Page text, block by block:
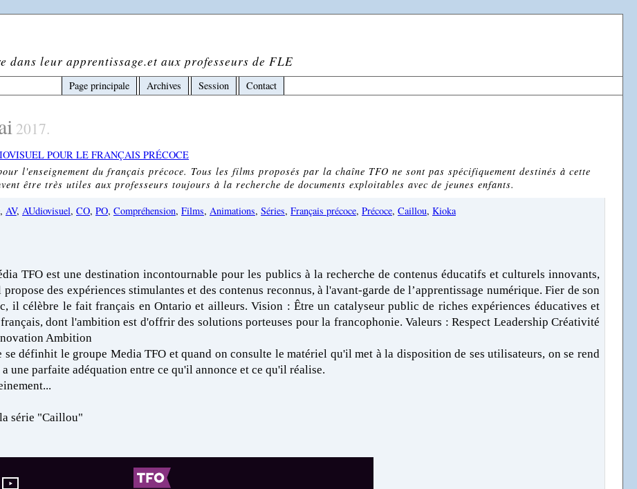
leur apprentissage.et aux professeurs de FLE
Page principale Archives Session Contact
2017.
POUR LE FRANÇAIS PRÉCOCE
l'enseignement du français précoce. Tous les films proposés par la chaîne TFO ne sont pas spécifiquement destinés à cette
être très utiles aux professeurs toujours à la recherche de documents exploitables avec de jeunes enfants.
, AV, AUdiovisuel, CO, PO, Compréhension, Films, Animations, Séries, Français précoce, Précoce, Caillou, Kioka
TFO est une destination incontournable pour les publics à la recherche de contenus éducatifs et culturels innovants,
des expériences stimulantes et des contenus reconnus, à l'avant-garde de l’apprentissage numérique. Fier de son
il célèbre le fait français en Ontario et ailleurs. Vision : Être un catalyseur public de riches expériences éducatives et
dont l'ambition est d'offrir des solutions porteuses pour la francophonie. Valeurs : Respect Leadership Créativité
Ambition
se définhit le groupe Media TFO et quand on consulte le matériel qu'il met à la disposition de ses utilisateurs, on se rend
une parfaite adéquation entre ce qu'il annonce et ce qu'il réalise.
série "Caillou"